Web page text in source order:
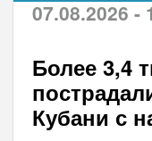
07.08.2026 -
Более 3,4
Кубани с